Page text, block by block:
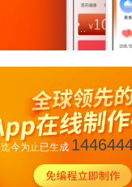
迄今为止已生成